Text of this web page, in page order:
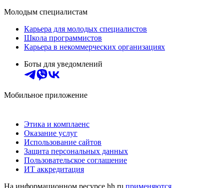
Молодым специалистам
Карьера для молодых специалистов
Школа программистов
Карьера в некоммерческих организациях
Боты для уведомлений
Мобильное приложение
Этика и комплаенс
Оказание услуг
Использование сайтов
Защита персональных данных
Пользовательское соглашение
ИТ аккредитация